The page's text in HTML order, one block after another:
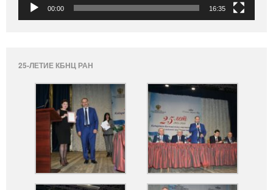
00:00 16:35
25-ЛЕТИЕ КБНЦ РАН